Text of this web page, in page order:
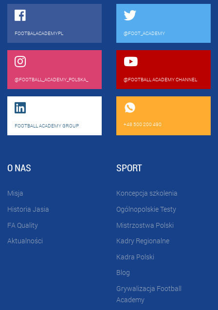
FOOTBALACADEMYPL @FOOT_ACADEMY
@FOOTBALL_ACADEMY_POLSKA_ @FOOTBALL ACADEMY CHANNEL
FOOTBALL ACADEMY GROUP +48 500 200 490
O NAS
Misja
Historia Jasia
FA Quality
Aktualności
SPORT
Koncepcja szkolenia
Ogólnopolskie Testy
Mistrzostwa Polski
Kadry Regionalne
Kadra Polski
Blog
Grywalizacja Football
Academy